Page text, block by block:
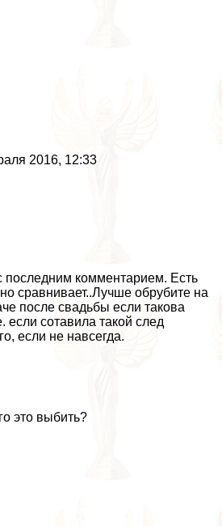
2016, 12:33
последним комментарием. Есть
сравнивает..Лучше обрубите на
после свадьбы если такова
если сотавила такой след
если не навсегда.
это выбить?